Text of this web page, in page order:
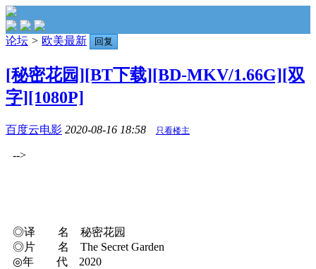
论坛 > 欧美最新 回复
[秘密花园][BT下载][BD-MKV/1.66G][双
字][1080P]
百度云电影 2020-08-16 18:58 只看楼主
-->
◎译 名 秘密花园
◎片 名 The Secret Garden
◎年 代 2020